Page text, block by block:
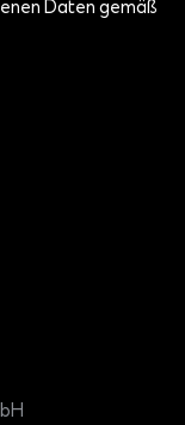
Daten gemäß